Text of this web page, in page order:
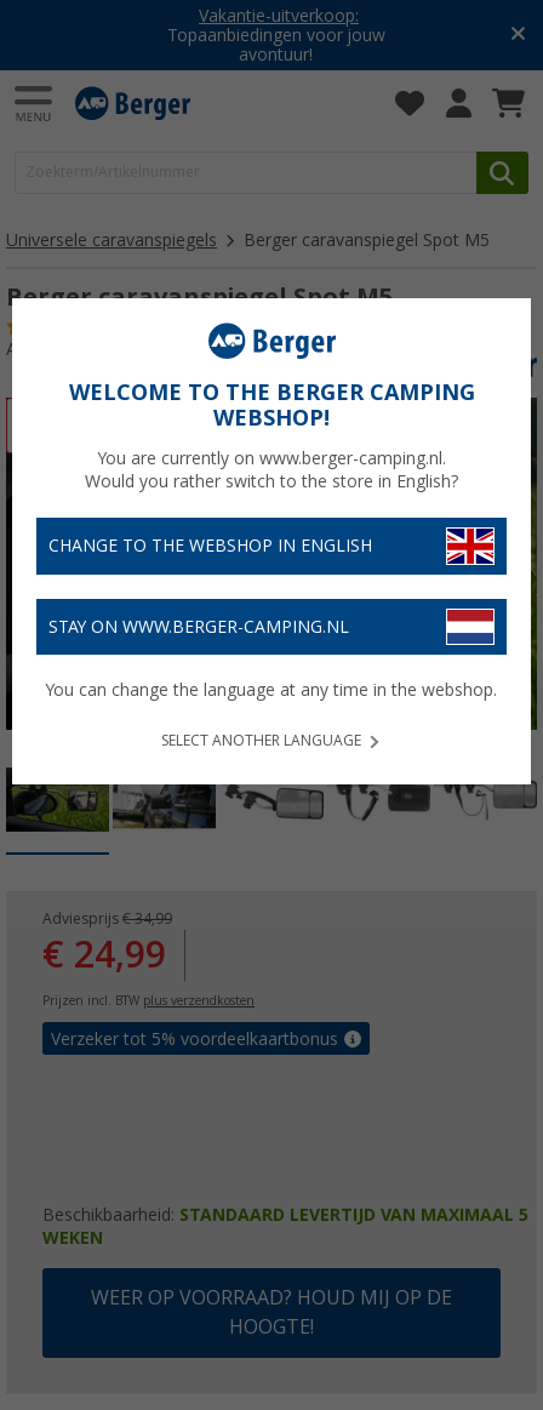
Vakantie-uitverkoop:
Topaanbiedingen voor jouw
avontuur!
Universele caravanspiegels Berger caravanspiegel Spot M5
Berger caravanspiegel Spot M5
Artikelnr: 598627
Adviesprijs € 34,99
€ 24,99
Prijzen incl. BTW plus verzendkosten
Verzeker tot 5% voordeelkaartbonus
Beschikbaarheid: STANDAARD LEVERTIJD VAN MAXIMAAL 5
WEKEN
WEER OP VOORRAAD? HOUD MIJ OP DE
HOOGTE!
WELCOME TO THE BERGER CAMPING
WEBSHOP!
You are currently on www.berger-camping.nl.
Would you rather switch to the store in English?
CHANGE TO THE WEBSHOP IN ENGLISH
STAY ON WWW.BERGER-CAMPING.NL
You can change the language at any time in the webshop.
SELECT ANOTHER LANGUAGE